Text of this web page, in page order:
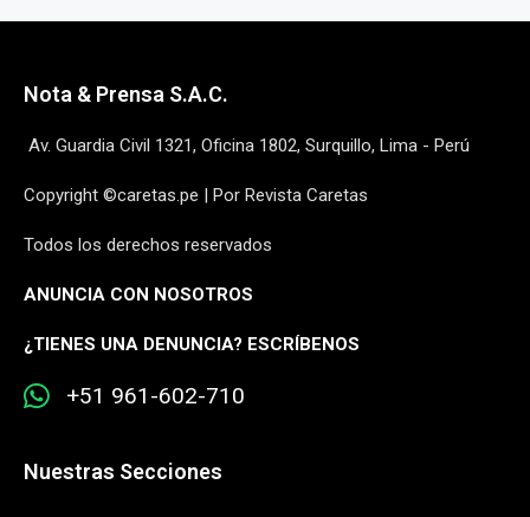
Nota & Prensa S.A.C.
Av. Guardia Civil 1321, Oficina 1802, Surquillo, Lima - Perú
Copyright ©caretas.pe | Por Revista Caretas
Todos los derechos reservados
ANUNCIA CON NOSOTROS
¿TIENES UNA DENUNCIA? ESCRÍBENOS
+51 961-602-710
Nuestras Secciones